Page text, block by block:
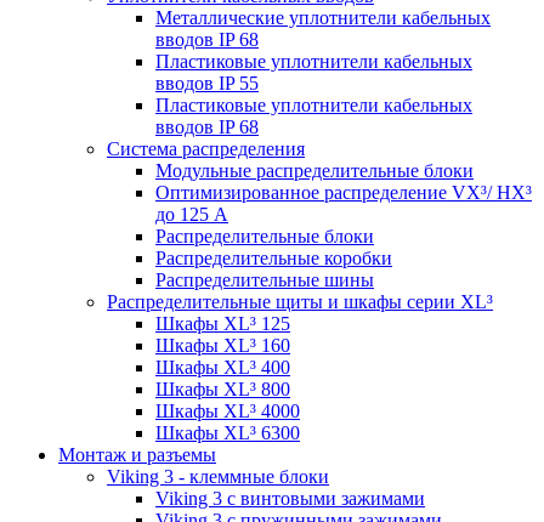
Металлические уплотнители кабельных
вводов IP 68
Пластиковые уплотнители кабельных
вводов IP 55
Пластиковые уплотнители кабельных
вводов IP 68
Система распределения
Модульные распределительные блоки
Оптимизированное распределение VX³/ HX³
до 125 А
Распределительные блоки
Распределительные коробки
Распределительные шины
Распределительные щиты и шкафы серии XL³
Шкафы XL³ 125
Шкафы XL³ 160
Шкафы XL³ 400
Шкафы XL³ 800
Шкафы XL³ 4000
Шкафы XL³ 6300
Монтаж и разъемы
Viking 3 - клеммные блоки
Viking 3 с винтовыми зажимами